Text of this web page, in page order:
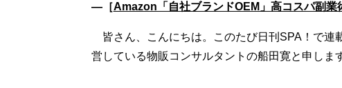
―［Amazon「自社ブランドOEM」高コスパ副業
皆さん、こんにちは。このたび日刊SPA！で連
営している物販コンサルタントの船田寛と申しま